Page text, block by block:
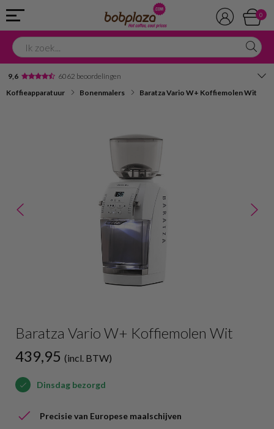
0
9,6 6062 beoordelingen
Koffieapparatuur Bonenmalers Baratza Vario W+ Koffiemolen Wit
Baratza Vario W+ Koffiemolen Wit
439,95 (incl. BTW)
Dinsdag bezorgd
Precisie van Europese maalschijven